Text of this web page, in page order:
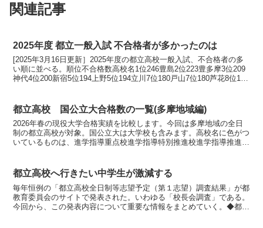
関連記事
2025年度 都立一般入試 不合格者が多かったのは
[2025年3月16日更新］2025年度の都立高校一般入試、不合格者の多
い順に並べる。順位不合格数高校名1位246豊島2位223豊多摩3位209
神代4位200新宿5位194上野5位194立川7位180戸山7位180芦花8位174
都立高校 国公立大合格数の一覧(多摩地域編)
2026年春の現役大学合格実績を比較します。今回は多摩地域の全日
制の都立高校が対象。国公立大は大学校も含みます。高校名に色がつ
いているものは、進学指導重点校進学指導特別推進校進学指導推進校
都立高校へ行きたい中学生が激減する
毎年恒例の「都立高校全日制等志望予定（第１志望）調査結果」が都
教育委員会のサイトで発表された。いわゆる「校長会調査」である。
今回から、この発表内容について重要な情報をまとめていく。◆都立